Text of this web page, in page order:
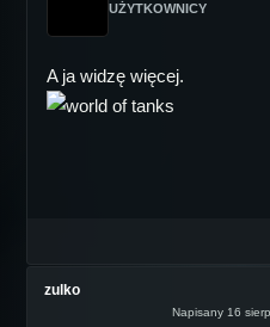
UŻYTKOWNICY
A ja widzę więcej.
zulko
Napisany 16